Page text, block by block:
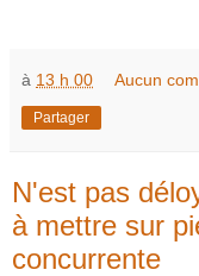
à 13 h 00 Aucun
Partager
N'est pas
à mettre sur
concurrente